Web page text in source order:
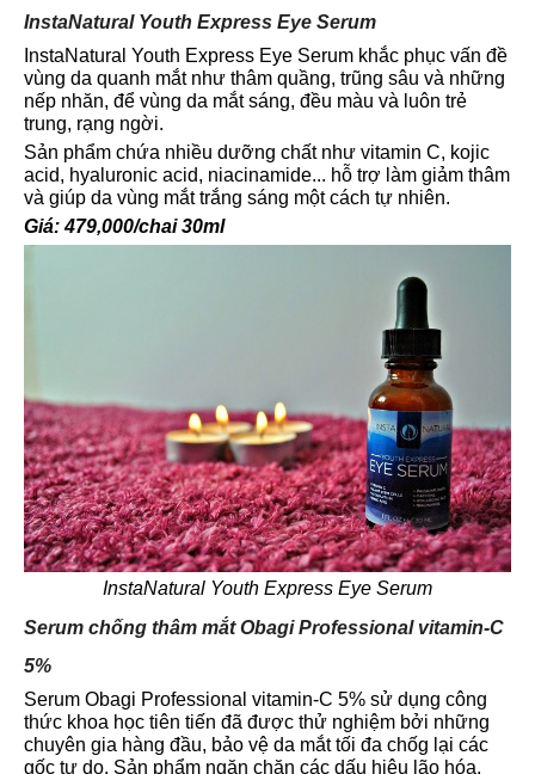
InstaNatural Youth Express Eye Serum
InstaNatural Youth Express Eye Serum khắc phục vấn đề
vùng da quanh mắt như thâm quầng, trũng sâu và những
nếp nhăn, để vùng da mắt sáng, đều màu và luôn trẻ
trung, rạng ngời.
Sản phẩm chứa nhiều dưỡng chất như vitamin C, kojic
acid, hyaluronic acid, niacinamide... hỗ trợ làm giảm thâm
và giúp da vùng mắt trắng sáng một cách tự nhiên.
Giá: 479,000/chai 30ml
InstaNatural Youth Express Eye Serum
Serum chống thâm mắt Obagi Professional vitamin-C
5%
Serum Obagi Professional vitamin-C 5% sử dụng công
thức khoa học tiên tiến đã được thử nghiệm bởi những
chuyên gia hàng đầu, bảo vệ da mắt tối đa chốg lại các
gốc tự do. Sản phẩm ngăn chặn các dấu hiệu lão hóa,